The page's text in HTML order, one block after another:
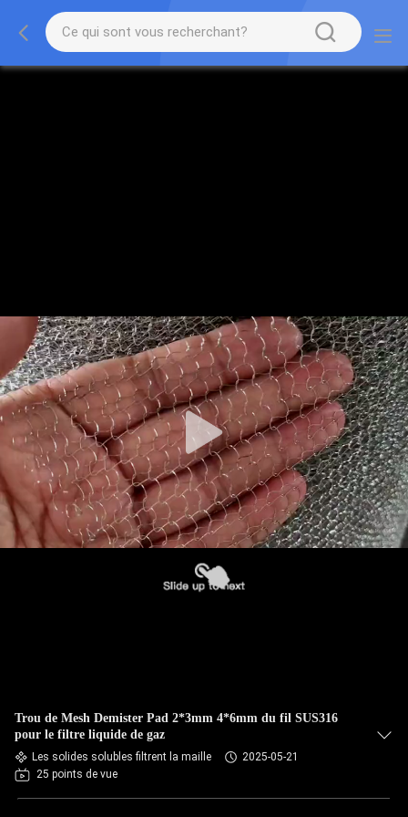
Trou de Mesh Demister Pad 2*3mm 4*6mm du fil SUS316
pour le filtre liquide de gaz
Les solides solubles filtrent la maille
2025-05-21
25 points de vue